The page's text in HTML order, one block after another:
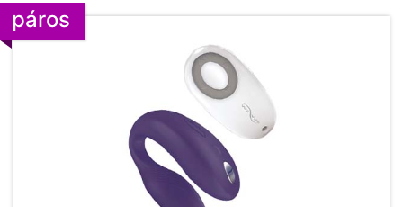
páros